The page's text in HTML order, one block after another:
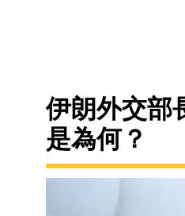
伊朗外交部
是為何？